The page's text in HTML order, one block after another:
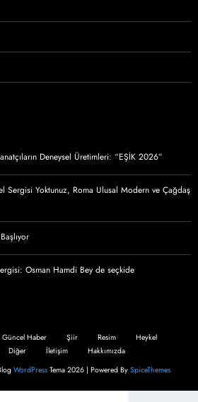
Deneysel Üretimleri: “EŞİK 2026”
Sergisi Yoktunuz, Roma Ulusal Modern ve Çağdaş
Osman Hamdi Bey de seçkide
Güncel Haber Şiir Resim
Heykel
Diğer İletişim
Hakkımızda
WordPressTema 2026 | Powered By SpiceThemes